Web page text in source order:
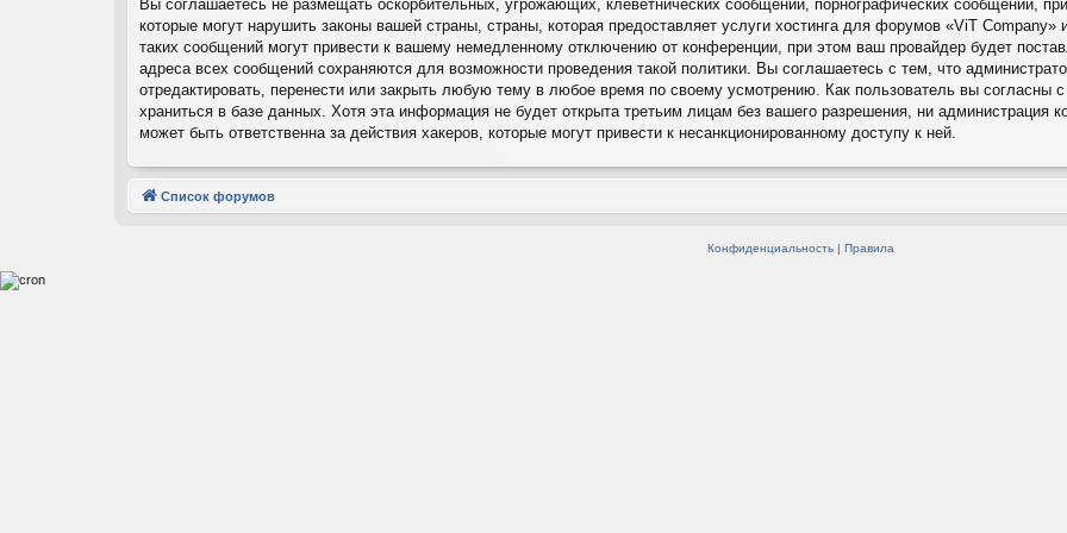
Вы соглашаетесь не размещать оскорбительных, угрожающих, клеветнических сообщений, порнографических сообщений,
которые могут нарушить законы вашей страны, страны, которая предоставляет услуги хостинга для форумов «ViT
таких сообщений могут привести к вашему немедленному отключению от конференции, при этом ваш провайдер будет
адреса всех сообщений сохраняются для возможности проведения такой политики. Вы соглашаетесь с тем, что
отредактировать, перенести или закрыть любую тему в любое время по своему усмотрению. Как пользователь вы согласны
храниться в базе данных. Хотя эта информация не будет открыта третьим лицам без вашего разрешения, ни администрация
может быть ответственна за действия хакеров, которые могут привести к несанкционированному доступу к ней.
Список форумов
Конфиденциальность| Правила